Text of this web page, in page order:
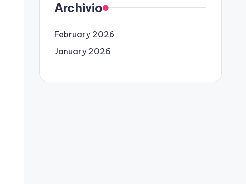
Archivio
February 2026
January 2026